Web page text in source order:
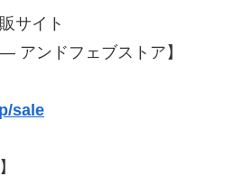
サイト
アンドフェブストア】
sale